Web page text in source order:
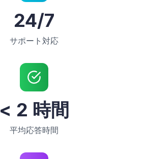
24/7
サポート対応
< 2 時間
平均応答時間